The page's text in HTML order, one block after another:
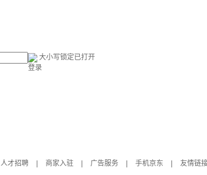
大小写锁定已打开
登录
人才招聘 商家入驻 广告服务 手机京东 友情链